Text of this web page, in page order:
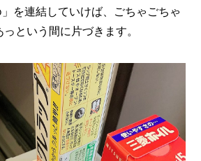
を連結していけば、ごちゃごちゃ
という間に片づきます。